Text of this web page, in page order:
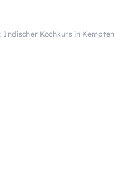
Kochkurs in Kempten